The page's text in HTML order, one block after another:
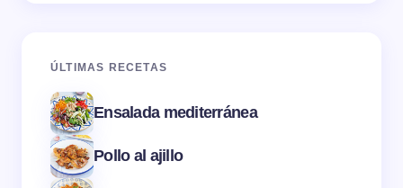
ÚLTIMAS RECETAS
Ensalada mediterránea
Pollo al ajillo